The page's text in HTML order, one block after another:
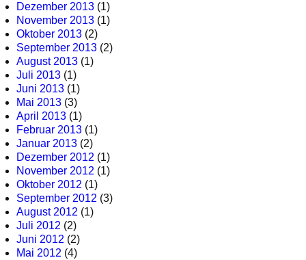
Dezember 2013 (1)
November 2013 (1)
Oktober 2013 (2)
September 2013 (2)
August 2013 (1)
Juli 2013 (1)
Juni 2013 (1)
Mai 2013 (3)
April 2013 (1)
Februar 2013 (1)
Januar 2013 (2)
Dezember 2012 (1)
November 2012 (1)
Oktober 2012 (1)
September 2012 (3)
August 2012 (1)
Juli 2012 (2)
Juni 2012 (2)
Mai 2012 (4)